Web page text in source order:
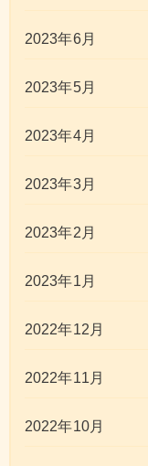
2023年6月
2023年5月
2023年4月
2023年3月
2023年2月
2023年1月
2022年12月
2022年11月
2022年10月